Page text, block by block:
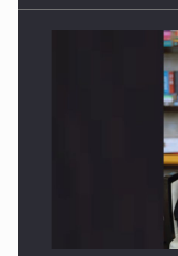
Webinar - Business
Investitii Digitalizare